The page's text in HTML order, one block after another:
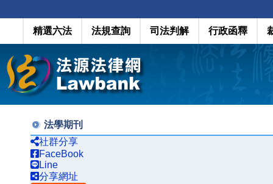
精選六法 法規查詢 司法判解 行政函釋
法學期刊
社群分享
FaceBook
Line
分享網址